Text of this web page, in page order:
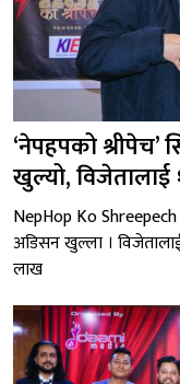
‘नेपहपको
खुल्यो,
NepHop Ko
अडिसन खुल्ला ।
लाख